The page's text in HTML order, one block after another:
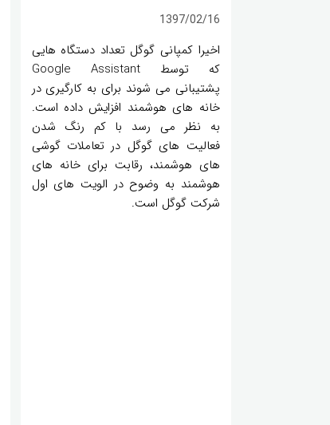
1397/02/16
اخیرا کمپانی گوگل تعداد دستگاه هایی
که توسط Google Assistant
پشتیبانی می شوند برای به کارگیری در
خانه های هوشمند افزایش داده است.
به نظر می رسد با کم رنگ شدن
فعالیت های گوگل در تعاملات گوشی
های هوشمند، رقابت برای خانه های
هوشمند به وضوح در الویت های اول
شرکت گوگل است.